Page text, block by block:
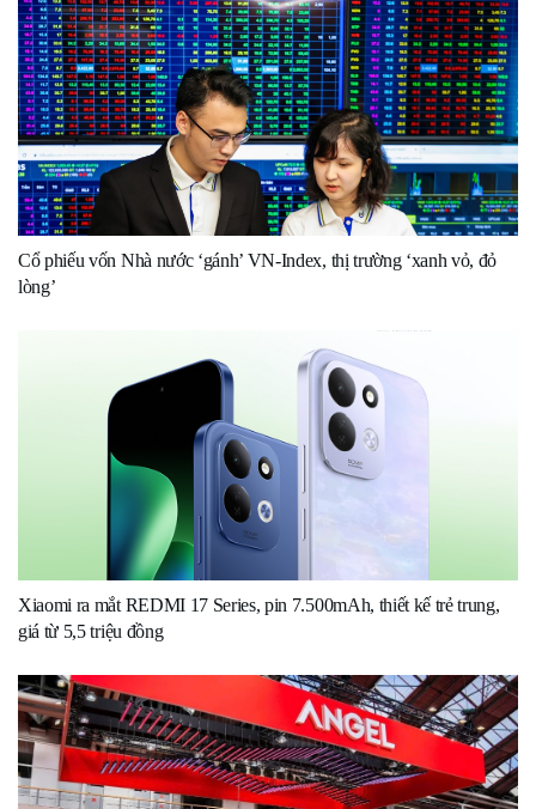
Cổ phiếu vốn Nhà nước ‘gánh’ VN-Index, thị trường ‘xanh vỏ, đỏ
lòng’
Xiaomi ra mắt REDMI 17 Series, pin 7.500mAh, thiết kế trẻ trung,
giá từ 5,5 triệu đồng